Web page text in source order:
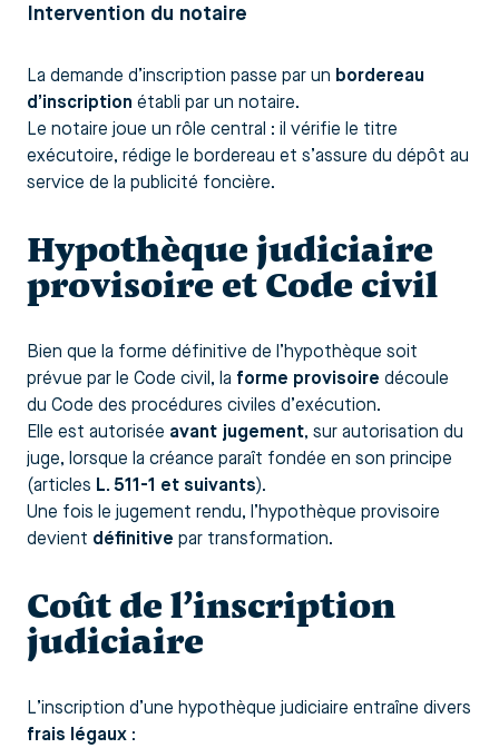
Intervention du notaire
La demande d’inscription passe par un bordereau
d’inscription établi par un notaire.
Le notaire joue un rôle central : il vérifie le titre
exécutoire, rédige le bordereau et s’assure du dépôt au
service de la publicité foncière.
Hypothèque judiciaire
provisoire et Code civil
Bien que la forme définitive de l’hypothèque soit
prévue par le Code civil, la forme provisoire découle
du Code des procédures civiles d’exécution.
Elle est autorisée avant jugement, sur autorisation du
juge, lorsque la créance paraît fondée en son principe
(articles L. 511-1 et suivants).
Une fois le jugement rendu, l’hypothèque provisoire
devient définitive par transformation.
Coût de l’inscription
judiciaire
L’inscription d’une hypothèque judiciaire entraîne divers
frais légaux :